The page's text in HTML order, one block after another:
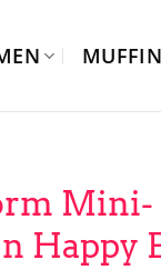
Mini-
Happy